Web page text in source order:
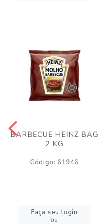
BARBECUE HEINZ BAG
2 KG
Código: 61946
Faça seu login
ou